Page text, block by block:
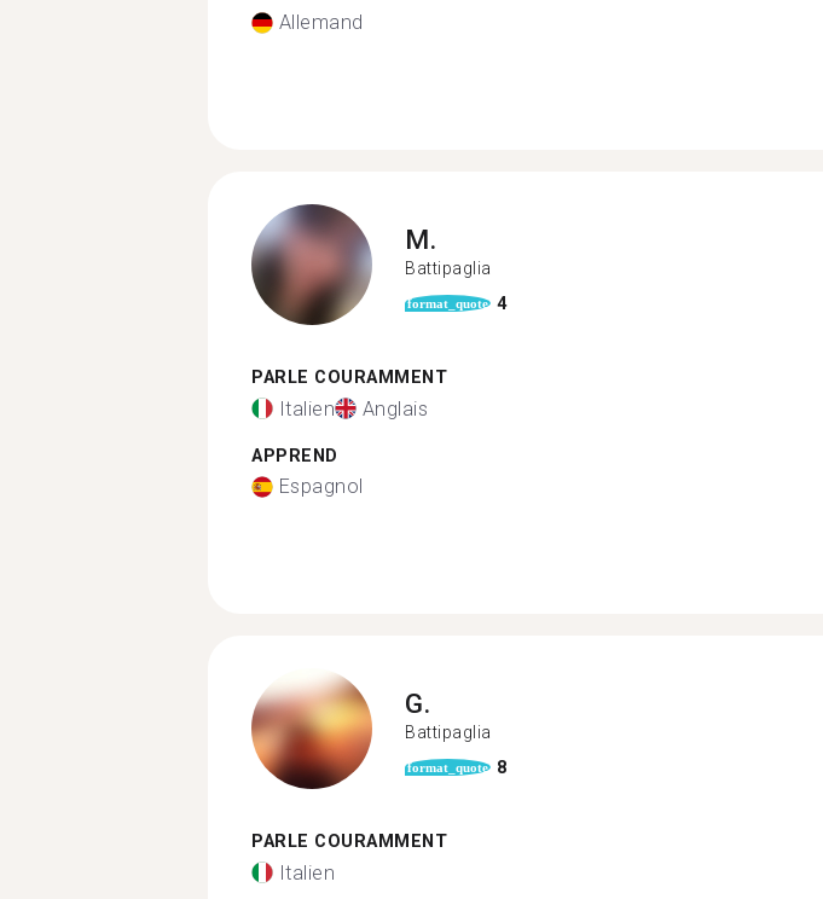
Allemand
M.
Battipaglia
format_quote 4
PARLE COURAMMENT
Italien Anglais
APPREND
Espagnol
G.
Battipaglia
format_quote 8
PARLE COURAMMENT
Italien